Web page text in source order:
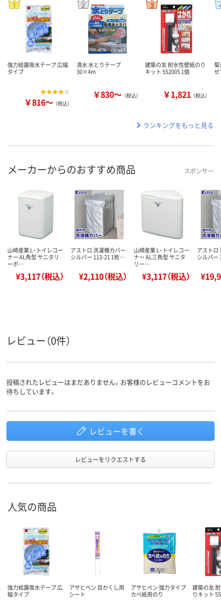
強力結露吸水テープ 広幅
タイプ
￥816～ （税込）
清水 水とりテープ
30×4m
￥830～ （税込）
建築の友 耐水性壁紙のり
キット 552005 1個
￥1,821 （税込）
菊
せ
ランキングをもっと見る
メーカーからのおすすめ商品 スポンサー
山崎産業 L・トイレコー
ナー AL角型 サニタリ
ーボ…
¥3,117（税込）
アストロ 洗濯機カバー
シルバー 113-21 1枚…
¥2,110（税込）
山崎産業 L・トイレコー
ナー AL三角型 サニタ
リー…
¥3,117（税込）
アストロ
シルバー
レビュー（0件）
投稿されたレビューはまだありません。お客様のレビューコメントをお
待ちしています。
レビューを書く
レビューをリクエストする
人気の商品
強力結露吸水テープ 広
幅タイプ
アサヒペン 目かくし用
シート
アサヒペン 強力タイプ
カベ紙用のり
建築の友
りキット